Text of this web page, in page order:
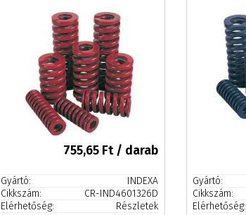
755,65 Ft / darab
Gyártó:
INDEXA
Cikkszám:
CR-IND4601326D
Elérhetőség:
Részletek
Gyártó:
Cikkszám:
Elérhetőség: